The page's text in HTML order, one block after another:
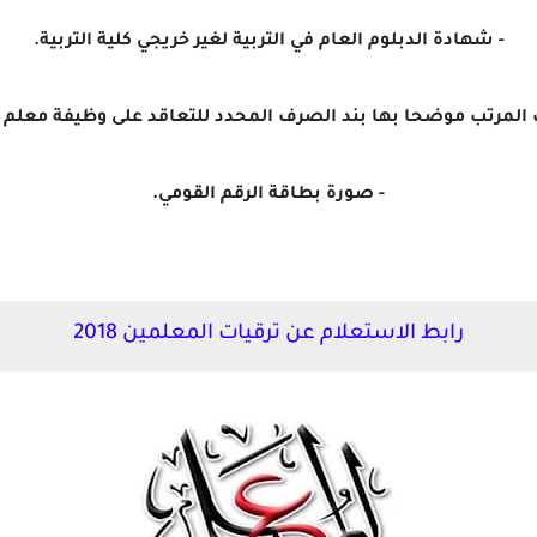
- شهادة الدبلوم العام في التربية لغير خريجي كلية التربية.
المرتب موضحا بها بند الصرف المحدد للتعاقد على وظيفة
- صورة بطاقة الرقم القومي.
رابط الاستعلام عن ترقيات المعلمين 2018